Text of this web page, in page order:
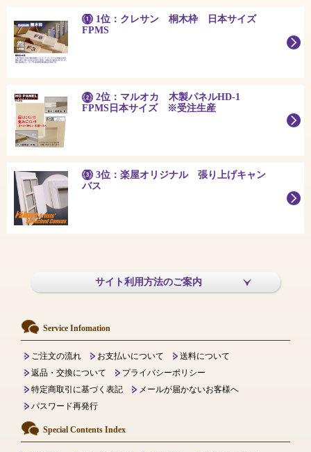
1位：クレサン 桐木枠 日本サイズ
FPMS
2位：マルオカ 木製パネルHD-1
FPMS日本サイズ ※受注生産
3位：楽屋オリジナル 張り上げキャン
バス
サイト利用方法のご案内
Service Infomation
ご注文の流れ お支払いについて
送料について
返品・交換について
プライバシーポリシー
特定商取引に基づく表記
メールが届かないお客様へ
パスワード再発行
Special Contents Index